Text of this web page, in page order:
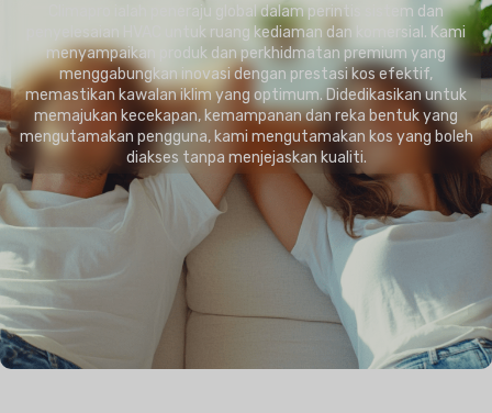
Climapro ialah peneraju global dalam perintis sistem dan
penyelesaian HVAC untuk ruang kediaman dan komersial. Kami
menyampaikan produk dan perkhidmatan premium yang
menggabungkan inovasi dengan prestasi kos efektif,
memastikan kawalan iklim yang optimum. Didedikasikan untuk
memajukan kecekapan, kemampanan dan reka bentuk yang
mengutamakan pengguna, kami mengutamakan kos yang boleh
diakses tanpa menjejaskan kualiti.